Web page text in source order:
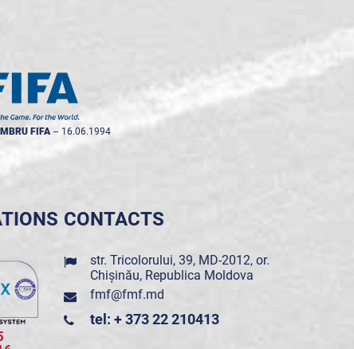
FIFA -- 16.06.1994
CONTACTS
str. Tricolorului, 39, MD-2012, or.
Chișinău, Republica Moldova
fmf@fmf.md
tel: + 373 22 210413